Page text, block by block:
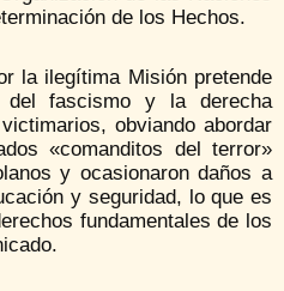
de los Hechos.
la ilegítima Misión pretende
fascismo y la derecha
obviando abordar
«comanditos del terror»
y ocasionaron daños a
y seguridad, lo que es
fundamentales de los